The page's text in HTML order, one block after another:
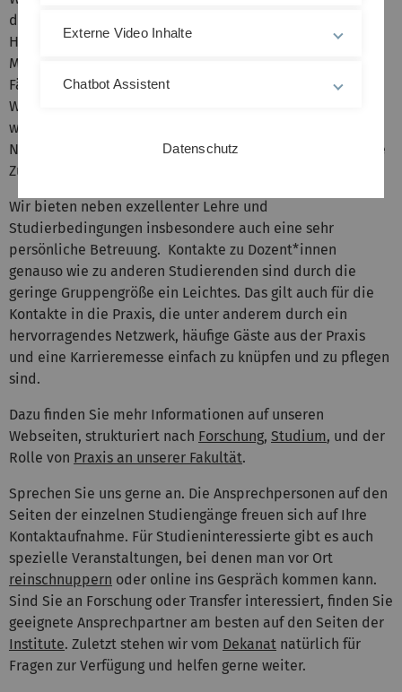
die Sie dabei erwerben, sind wichtige Schlüssel für die
Herausforderungen unserer Zeit: Ob mathematische
Methoden für die Technologien der Zukunft, analytische
Fähigkeiten und ökonomische Konzepte für eine
Wirtschaft, in der Daten und künstliche Intelligenz immer
wichtiger werden, oder Risiko- und
Nachhaltigkeitsmanagement für eine sichere und bessere
Zukunft.
Wir bieten neben exzellenter Lehre und
Studierbedingungen insbesondere auch eine sehr
persönliche Betreuung. Kontakte zu Dozent*innen
genauso wie zu anderen Studierenden sind durch die
geringe Gruppengröße ein Leichtes. Das gilt auch für die
Kontakte in die Praxis, die unter anderem durch ein
hervorragendes Netzwerk, häufige Gäste aus der Praxis
und eine Karrieremesse einfach zu knüpfen und zu pflegen
sind.
Dazu finden Sie mehr Informationen auf unseren
Webseiten, strukturiert nach Forschung, Studium, und der
Rolle von Praxis an unserer Fakultät.
Sprechen Sie uns gerne an. Die Ansprechpersonen auf den
Seiten der einzelnen Studiengänge freuen sich auf Ihre
Kontaktaufnahme. Für Studieninteressierte gibt es auch
spezielle Veranstaltungen, bei denen man vor Ort
reinschnuppern oder online ins Gespräch kommen kann.
Sind Sie an Forschung oder Transfer interessiert, finden Sie
geeignete Ansprechpartner am besten auf den Seiten der
Institute. Zuletzt stehen wir vom Dekanat natürlich für
Fragen zur Verfügung und helfen gerne weiter.
Externe Video Inhalte
Chatbot Assistent
Datenschutz